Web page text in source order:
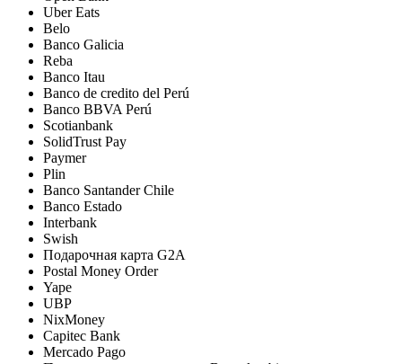
Uber Eats
Belo
Banco Galicia
Reba
Banco Itau
Banco de credito del Perú
Banco BBVA Perú
Scotianbank
SolidTrust Pay
Paymer
Plin
Banco Santander Chile
Banco Estado
Interbank
Swish
Подарочная карта G2A
Postal Money Order
Yape
UBP
NixMoney
Capitec Bank
Mercado Pago